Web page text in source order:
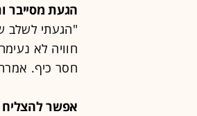
הגעת מסייבר
חוויה לא
חסר כיף.
אפשר